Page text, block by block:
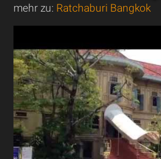
mehr zu: Ratchaburi Bangkok